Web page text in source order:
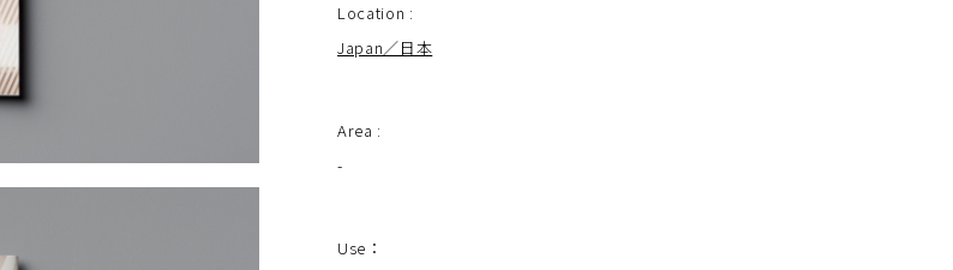
Location :
Japan／日本
Area :
-
Use：